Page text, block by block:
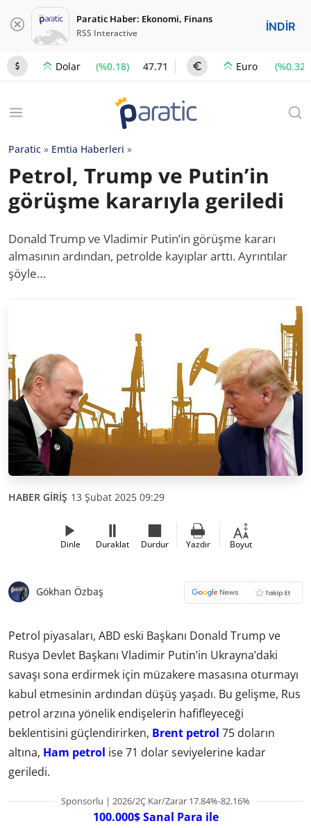
Paratic Haber: Ekonomi, Finans
RSS Interactive İNDİR
Dolar (%0.18) 47.71 Euro (%0.32)
Paratic » Emtia Haberleri »
Petrol, Trump ve Putin’in
görüşme kararıyla geriledi
Donald Trump ve Vladimir Putin’in görüşme kararı
almasının ardından, petrolde kayıplar arttı. Ayrıntılar
şöyle…
HABER GİRİŞ 13 Şubat 2025 09:29
Dinle Duraklat Durdur Yazdır Boyut
Gökhan Özbaş
Petrol piyasaları, ABD eski Başkanı Donald Trump ve
Rusya Devlet Başkanı Vladimir Putin’in Ukrayna’daki
savaşı sona erdirmek için müzakere masasına oturmayı
kabul etmesinin ardından düşüş yaşadı. Bu gelişme, Rus
petrol arzına yönelik endişelerin hafifleyeceği
beklentisini güçlendirirken, Brent petrol 75 doların
altına, Ham petrol ise 71 dolar seviyelerine kadar
geriledi.
Sponsorlu | 2026/2Ç Kar/Zarar 17.84%-82.16%
100.000$ Sanal Para ile